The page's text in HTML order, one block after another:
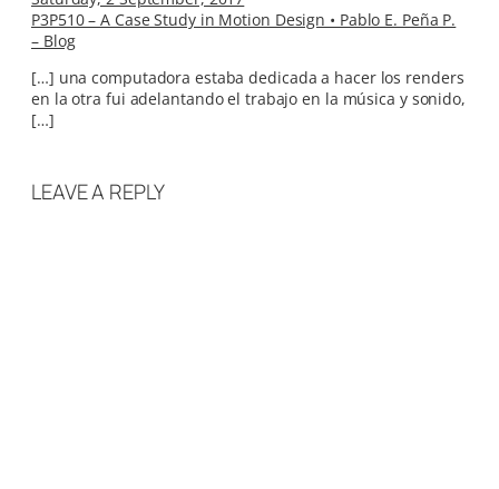
P3P510 – A Case Study in Motion Design • Pablo E. Peña P.
– Blog
[…] una computadora estaba dedicada a hacer los renders
en la otra fui adelantando el trabajo en la música y sonido,
[…]
LEAVE A REPLY